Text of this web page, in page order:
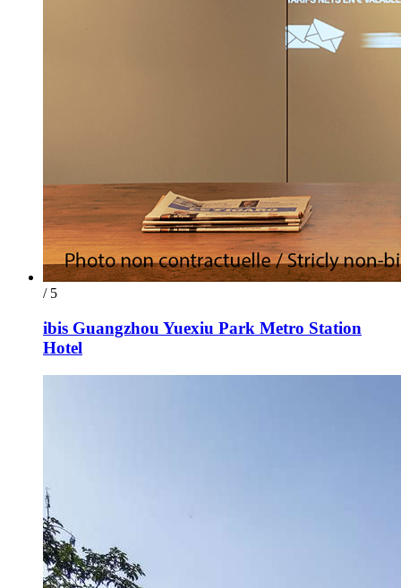
/ 5
ibis Guangzhou Yuexiu Park Metro Station
Hotel